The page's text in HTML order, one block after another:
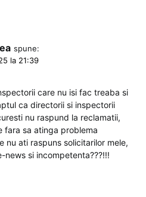
spune:
la 21:39
care nu isi fac treaba si
ca directorii si inspectorii
nu raspund la reclamatii,
fara sa atinga problema
nu ati raspuns solicitarilor mele,
si incompetenta???!!!